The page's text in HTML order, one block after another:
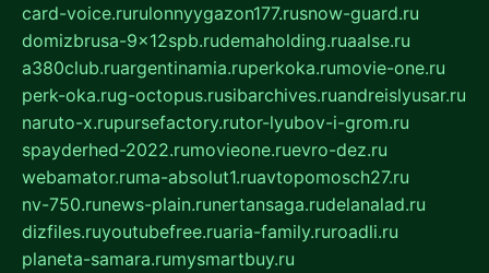
card-voice.rurulonnyygazon177.rusnow-guard.ru
domizbrusa-9x12spb.rudemaholding.ruaalse.ru
a380club.ruargentinamia.ruperkoka.rumovie-one.ru
perk-oka.rug-octopus.rusibarchives.ruandreislyusar.ru
naruto-x.rupursefactory.rutor-lyubov-i-grom.ru
spayderhed-2022.rumovieone.ruevro-dez.ru
webamator.ruma-absolut1.ruavtopomosch27.ru
nv-750.runews-plain.runertansaga.rudelanalad.ru
dizfiles.ruyoutubefree.ruaria-family.ruroadli.ru
planeta-samara.rumysmartbuy.ru